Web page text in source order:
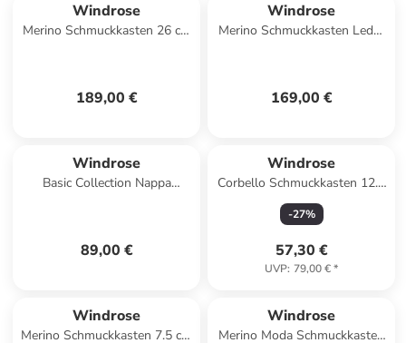
Windrose
Merino Schmuckkasten 26 cm
189,00 €
Windrose
Merino Schmuckkasten Leder
169,00 €
Windrose
Basic Collection Nappa
89,00 €
Windrose
Corbello Schmuckkasten 12.5
cm in mocca
-27%
57,30 €
UVP: 79,00 €*
Windrose
Merino Schmuckkasten 7.5 cm
Windrose
Merino Moda Schmuckkasten